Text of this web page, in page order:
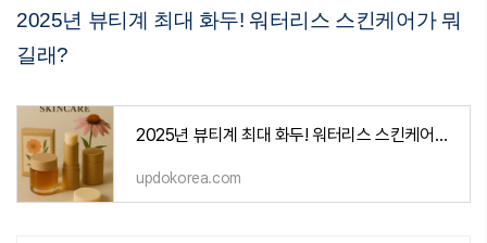
2025년 뷰티계 최대 화두! 워터리스 스킨케어가 뭐
길래?
2025년 뷰티계 최대 화두! 워터리스 스킨케어가 뭐길래?
updokorea.com